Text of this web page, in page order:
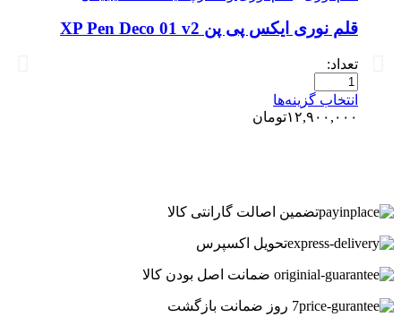
قلم نوری ایکس پی پن XP Pen Deco 01 v2
تعداد:
انتخاب گزینه‌ها
۱۲,۹۰۰,۰۰۰تومان
تضمین اصالت گارانتی کالا
تحویل اکسپرس
ضمانت اصل بودن کالا
7 روز ضمانت بازگشت